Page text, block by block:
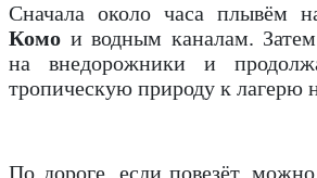
Сначала около часа плывём
Комо и водным каналам.
на внедорожники и
тропическую природу к лагерю
По дороге, если повезёт,